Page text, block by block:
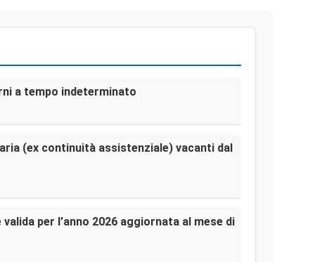
a tempo indeterminato
(ex continuità assistenziale) vacanti dal
per l’anno 2026 aggiornata al mese di